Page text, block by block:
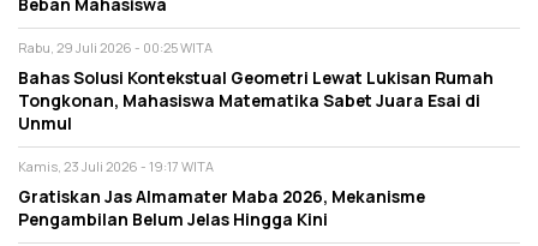
Beban Mahasiswa
Rabu, 29 Juli 2026 - 00:25 WITA
Bahas Solusi Kontekstual Geometri Lewat Lukisan Rumah
Tongkonan, Mahasiswa Matematika Sabet Juara Esai di
Unmul
Kamis, 23 Juli 2026 - 19:17 WITA
Gratiskan Jas Almamater Maba 2026, Mekanisme
Pengambilan Belum Jelas Hingga Kini